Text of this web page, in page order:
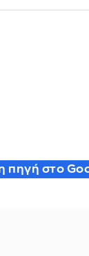
πηγή στο